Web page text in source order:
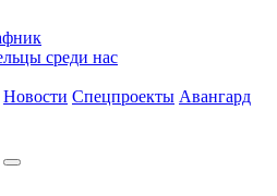
среди нас
Новости Спецпроекты Авангард